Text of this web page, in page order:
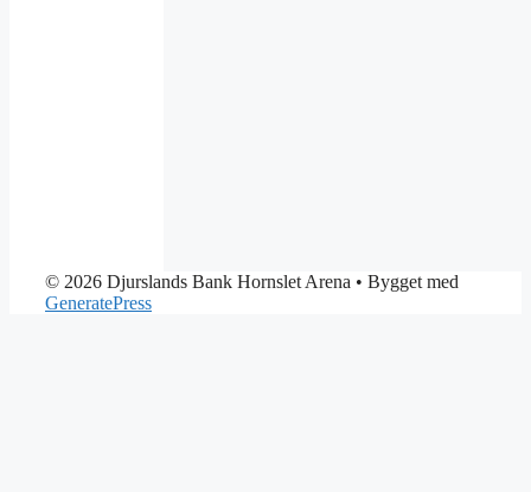
© 2026 Djurslands Bank Hornslet Arena • Bygget med
GeneratePress